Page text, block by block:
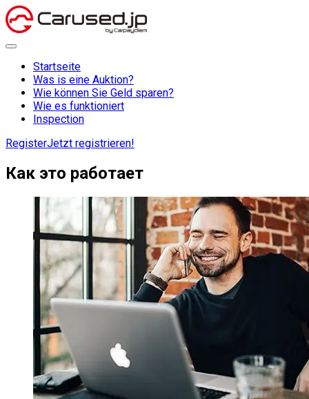
Startseite
Was is eine Auktion?
Wie können Sie Geld sparen?
Wie es funktioniert
Inspection
RegisterJetzt registrieren!
Как это работает